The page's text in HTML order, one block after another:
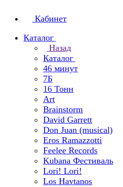
Кабинет
Каталог
Назад
Каталог
46 минут
7Б
16 Тонн
Art
Brainstorm
David Garrett
Don Juan (musical)
Eros Ramazzotti
Feelee Records
Kubana Фестиваль
Lori! Lori!
Los Havtanos